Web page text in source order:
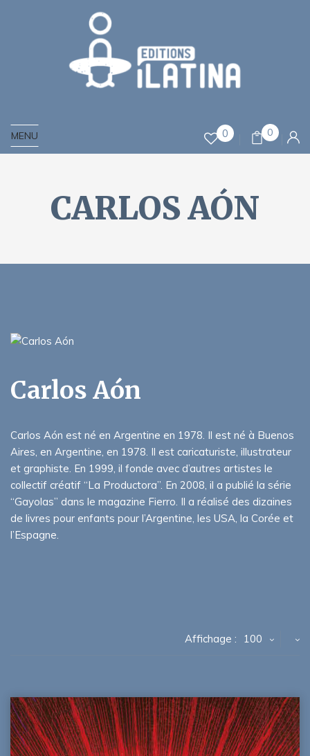
MENU 0 0
CARLOS AÓN
Carlos Aón
Carlos Aón est né en Argentine en 1978. Il est né à Buenos
Aires, en Argentine, en 1978. Il est caricaturiste, illustrateur
et graphiste. En 1999, il fonde avec d’autres artistes le
collectif créatif “La Productora”. En 2008, il a publié la série
“Gayolas” dans le magazine Fierro. Il a réalisé des dizaines
de livres pour enfants pour l’Argentine, les USA, la Corée et
l’Espagne.
Affichage : 100